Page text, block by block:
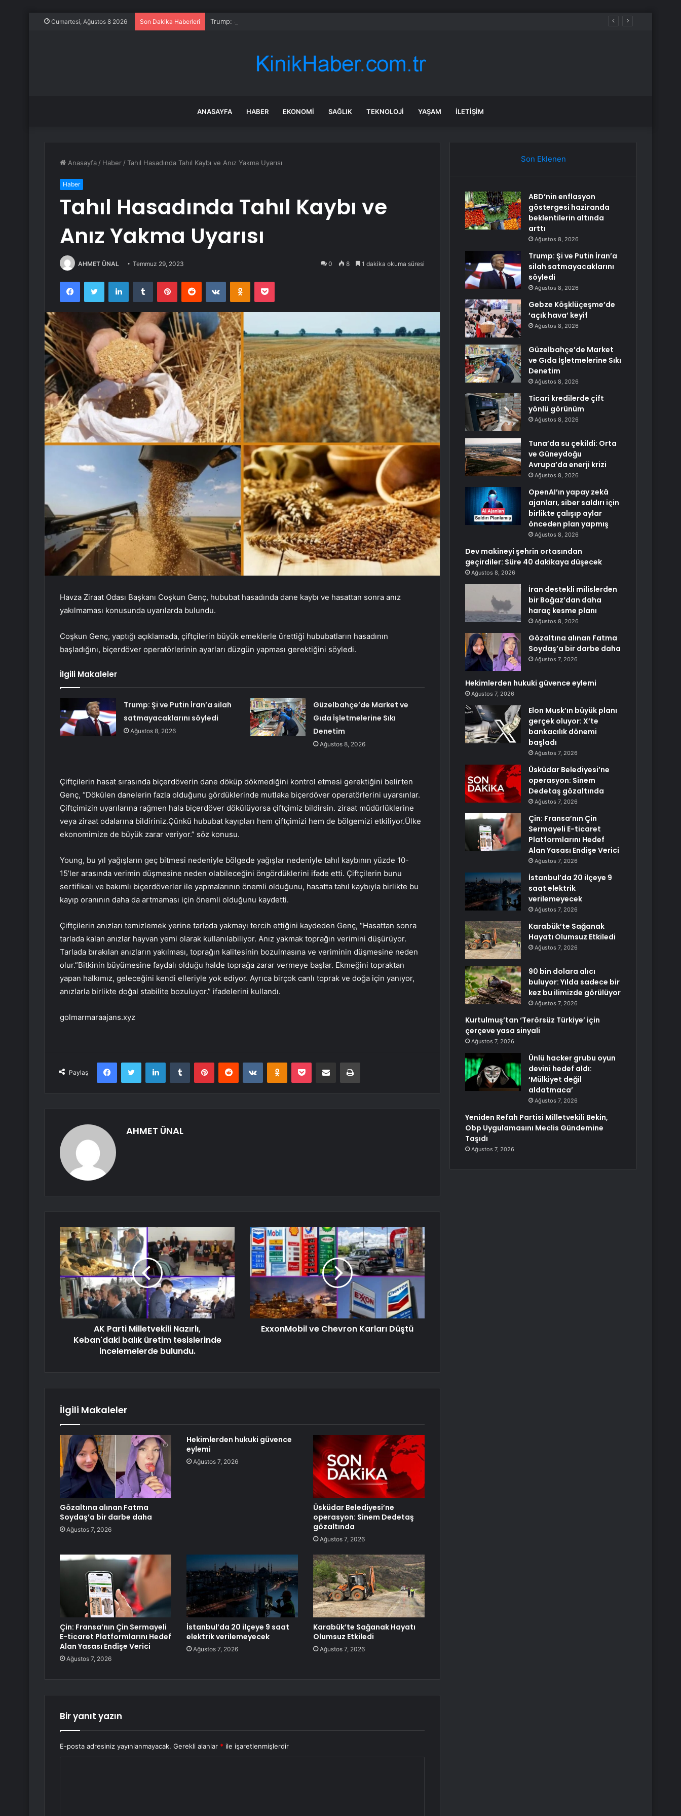
Cumartesi, Ağustos 8 2026 Son Dakika Haberleri Trump: Şi ve Putin İran’a silah satmayacaklarını söyledi
ANASAYFA HABER EKONOMI SAĞLIK TEKNOLOJI YAŞAM İLETIŞIM
Anasayfa / Haber /Tahıl Hasadında Tahıl Kaybı ve Anız Yakma Uyarısı
Haber
Tahıl Hasadında Tahıl Kaybı ve
Anız Yakma Uyarısı
AHMET ÜNAL Temmuz 29, 2023 0 8 1 dakika okuma süresi
FacebookTwitter LinkedInTumblr PinterestReddit VKontakteOdnoklassniki
Pocket
Havza Ziraat Odası Başkanı Coşkun Genç, hububat hasadında dane kaybı ve hasattan sonra anız
yakılmaması konusunda uyarılarda bulundu.
Coşkun Genç, yaptığı açıklamada, çiftçilerin büyük emeklerle ürettiği hububatların hasadının
başladığını, biçerdöver operatörlerinin ayarları düzgün yapması gerektiğini söyledi.
İlgili Makaleler
Trump: Şi ve Putin İran’a silah
satmayacaklarını söyledi
Ağustos 8, 2026
Güzelbahçe’de Market ve
Gıda İşletmelerine Sıkı
Denetim
Ağustos 8, 2026
Çiftçilerin hasat sırasında biçerdöverin dane döküp dökmediğini kontrol etmesi gerektiğini belirten
Genç, “Dökülen danelerin fazla olduğunu gördüklerinde mutlaka biçerdöver operatörlerini uyarsınlar.
Çiftçimizin uyarılarına rağmen hala biçerdöver dökülüyorsa çiftçimiz bildirsin. ziraat müdürlüklerine
veya ziraat odalarına bildiriniz.Çünkü hububat kayıpları hem çiftçimizi hem de bölgemizi etkiliyor.Ülke
ekonomimize de büyük zarar veriyor.” söz konusu.
Young, bu yıl yağışların geç bitmesi nedeniyle bölgede yağışlar nedeniyle tahıl kaybının yüzde 10-
15’ler arasında verimin düşmesine neden olabileceğini öngördüklerini ifade etti. Çiftçilerin bunu
sertifikalı ve bakımlı biçerdöverler ile yapmalarının önemli olduğunu, hasatta tahıl kaybıyla birlikte bu
kayıp oranının daha da artmaması için önemli olduğunu kaydetti.
Çiftçilerin anızları temizlemek yerine tarlada yakmayı tercih ettiğini kaydeden Genç, “Hasattan sonra
tarlada kalan anızlar hayvan yemi olarak kullanılabiliyor. Anız yakmak toprağın verimini düşürüyor.
Tarlada bırakılan anızların yakılması, toprağın kalitesinin bozulmasına ve veriminin düşmesine neden
olur.”Bitkinin büyümesine faydalı olduğu halde toprağa zarar vermeye başlar. Ekmeğini topraktan
yapan halkımız, geleceğini kendi elleriyle yok ediyor. Ayrıca birçok canlı toprak ve doğa için yanıyor,
anızlarla birlikte doğal stabilite bozuluyor.” ifadelerini kullandı.
golmarmaraajans.xyz
Paylaş
FacebookTwitter LinkedInTumblr PinterestReddit VKontakteOdnoklassniki
Pocket E-Posta ile paylaş Yazdır
AHMET ÜNAL
AK Parti Milletvekili Nazırlı,
Keban'daki balık üretim tesislerinde
incelemelerde bulundu.
ExxonMobil ve Chevron Karları Düştü
İlgili Makaleler
Gözaltına alınan Fatma
Soydaş’a bir darbe daha
Ağustos 7, 2026
Hekimlerden hukuki güvence
eylemi
Ağustos 7, 2026
Üsküdar Belediyesi’ne
operasyon: Sinem Dedetaş
gözaltında
Ağustos 7, 2026
Çin: Fransa’nın Çin Sermayeli
E-ticaret Platformlarını Hedef
Alan Yasası Endişe Verici
Ağustos 7, 2026
İstanbul’da 20 ilçeye 9 saat
elektrik verilemeyecek
Ağustos 7, 2026
Karabük’te Sağanak Hayatı
Olumsuz Etkiledi
Ağustos 7, 2026
Bir yanıt yazın
E-posta adresiniz yayınlanmayacak. Gerekli alanlar * ile işaretlenmişlerdir
Son Eklenen
ABD’nin enflasyon
göstergesi haziranda
beklentilerin altında
arttı
Ağustos 8, 2026
Trump: Şi ve Putin İran’a
silah satmayacaklarını
söyledi
Ağustos 8, 2026
Gebze Köşklüçeşme’de
‘açık hava’ keyif
Ağustos 8, 2026
Güzelbahçe’de Market
ve Gıda İşletmelerine Sıkı
Denetim
Ağustos 8, 2026
Ticari kredilerde çift
yönlü görünüm
Ağustos 8, 2026
Tuna’da su çekildi: Orta
ve Güneydoğu
Avrupa’da enerji krizi
Ağustos 8, 2026
OpenAI’ın yapay zekâ
ajanları, siber saldırı için
birlikte çalışıp aylar
önceden plan yapmış
Ağustos 8, 2026
Dev makineyi şehrin ortasından
geçirdiler: Süre 40 dakikaya düşecek
Ağustos 8, 2026
İran destekli milislerden
bir Boğaz’dan daha
haraç kesme planı
Ağustos 8, 2026
Gözaltına alınan Fatma
Soydaş’a bir darbe daha
Ağustos 7, 2026
Hekimlerden hukuki güvence eylemi
Ağustos 7, 2026
Elon Musk’ın büyük planı
gerçek oluyor: X’te
bankacılık dönemi
başladı
Ağustos 7, 2026
Üsküdar Belediyesi’ne
operasyon: Sinem
Dedetaş gözaltında
Ağustos 7, 2026
Çin: Fransa’nın Çin
Sermayeli E-ticaret
Platformlarını Hedef
Alan Yasası Endişe Verici
Ağustos 7, 2026
İstanbul’da 20 ilçeye 9
saat elektrik
verilemeyecek
Ağustos 7, 2026
Karabük’te Sağanak
Hayatı Olumsuz Etkiledi
Ağustos 7, 2026
90 bin dolara alıcı
buluyor: Yılda sadece bir
kez bu ilimizde görülüyor
Ağustos 7, 2026
Kurtulmuş’tan ‘Terörsüz Türkiye’ için
çerçeve yasa sinyali
Ağustos 7, 2026
Ünlü hacker grubu oyun
devini hedef aldı:
‘Mülkiyet değil
aldatmaca’
Ağustos 7, 2026
Yeniden Refah Partisi Milletvekili Bekin,
Obp Uygulamasını Meclis Gündemine
Taşıdı
Ağustos 7, 2026